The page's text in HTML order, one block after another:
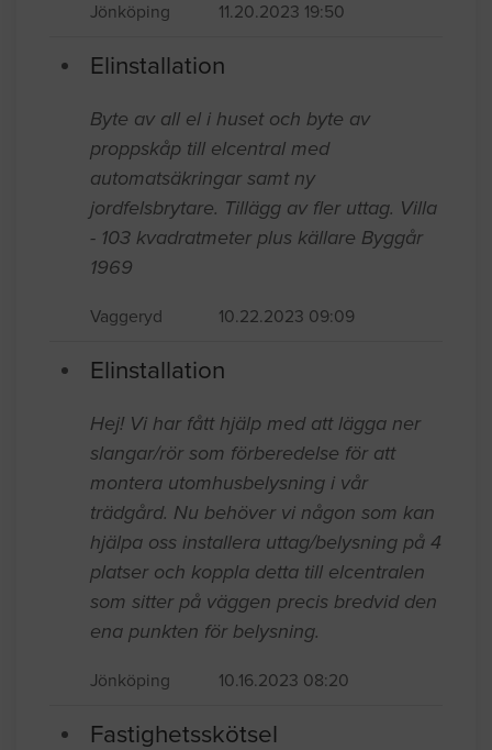
Jönköping 11.20.2023 19:50
Elinstallation
Byte av all el i huset och byte av
proppskåp till elcentral med
automatsäkringar samt ny
jordfelsbrytare. Tillägg av fler uttag. Villa
- 103 kvadratmeter plus källare Byggår
1969
Vaggeryd 10.22.2023 09:09
Elinstallation
Hej! Vi har fått hjälp med att lägga ner
slangar/rör som förberedelse för att
montera utomhusbelysning i vår
trädgård. Nu behöver vi någon som kan
hjälpa oss installera uttag/belysning på 4
platser och koppla detta till elcentralen
som sitter på väggen precis bredvid den
ena punkten för belysning.
Jönköping 10.16.2023 08:20
Fastighetsskötsel